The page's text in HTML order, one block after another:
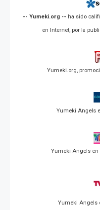
-- Yumeki.org -- ha sido
en Internet, por la
Yumeki.org,
Yumeki Angels
Yumeki Angels en
Yumeki Angels